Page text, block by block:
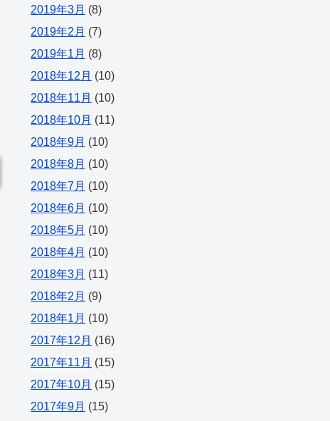
2019年3月 (8)
2019年2月 (7)
2019年1月 (8)
2018年12月 (10)
2018年11月 (10)
2018年10月 (11)
2018年9月 (10)
2018年8月 (10)
2018年7月 (10)
2018年6月 (10)
2018年5月 (10)
2018年4月 (10)
2018年3月 (11)
2018年2月 (9)
2018年1月 (10)
2017年12月 (16)
2017年11月 (15)
2017年10月 (15)
2017年9月 (15)